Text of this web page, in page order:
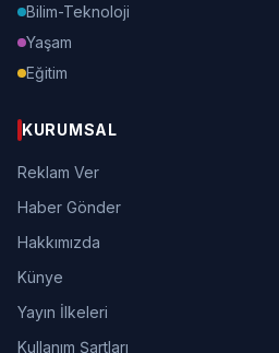
Bilim-Teknoloji
Yaşam
Eğitim
KURUMSAL
Reklam Ver
Haber Gönder
Hakkımızda
Künye
Yayın İlkeleri
Kullanım Şartları